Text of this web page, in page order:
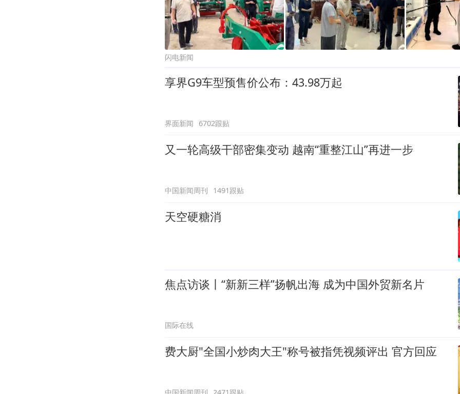
闪电新闻
享界G9车型预售价公布：43.98万起
界面新闻 6702跟贴
又一轮高级干部密集变动 越南“重整江山”再进一步
中国新闻周刊 1491跟贴
天空硬糖消
焦点访谈丨“新新三样”扬帆出海 成为中国外贸新名片
国际在线
费大厨"全国小炒肉大王"称号被指凭视频评出 官方回应